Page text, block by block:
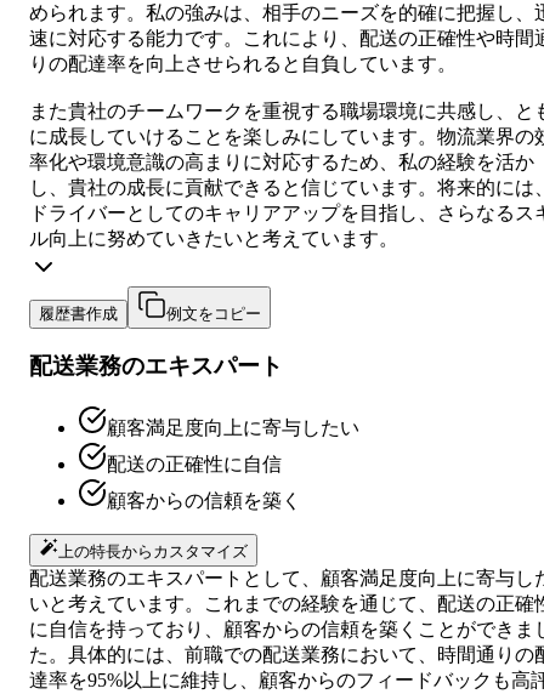
められます。私の強みは、相手のニーズを的確に把握し、
速に対応する能力です。これにより、配送の正確性や時間
りの配達率を向上させられると自負しています。
また貴社のチームワークを重視する職場環境に共感し、と
に成長していけることを楽しみにしています。物流業界の
率化や環境意識の高まりに対応するため、私の経験を活か
し、貴社の成長に貢献できると信じています。将来的には
ドライバーとしてのキャリアアップを目指し、さらなるス
ル向上に努めていきたいと考えています。
履歴書作成 例文をコピー
配送業務のエキスパート
顧客満足度向上に寄与したい
配送の正確性に自信
顧客からの信頼を築く
上の特長からカスタマイズ
配送業務のエキスパートとして、顧客満足度向上に寄与し
いと考えています。これまでの経験を通じて、配送の正確
に自信を持っており、顧客からの信頼を築くことができま
た。具体的には、前職での配送業務において、時間通りの
達率を95%以上に維持し、顧客からのフィードバックも高